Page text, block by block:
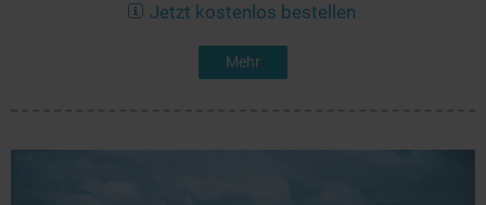
Jetzt kostenlos bestellen
Mehr